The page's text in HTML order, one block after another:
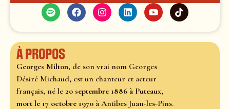
À propos
Georges Milton, de son vrai nom Georges
Désiré Michaud, est un chanteur et acteur
français, né le 20 septembre 1886 à Puteaux,
mort le 17 octobre 1970 à Antibes Juan-les-Pins.